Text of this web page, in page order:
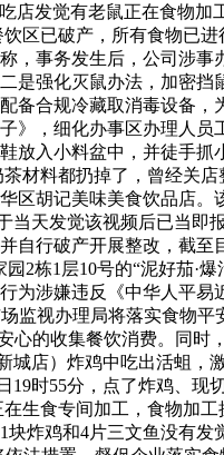
吃店发觉有老鼠正在食物
区已破产，所有食物已
，事务发生后，公司涉
是强化灭鼠办法，加密
备合规冷藏取消毒设备
》，细化办事区办理人
放入小料盆中，并徒手
材料都扔掉了，曾经关
区胡记美味美食饮品店
当天发觉该视频后已当
自行破产开展整改，截
2栋1层10号的“泥好茄·
为涉嫌违反《中华人平
监视办理局将落实食物
心的收集餐饮消费。同时
城店）炸鸡中吃出活蛆
19时55分，点了炸鸡、
生食专间加工，食物加
炸鸡和4片三文鱼没有